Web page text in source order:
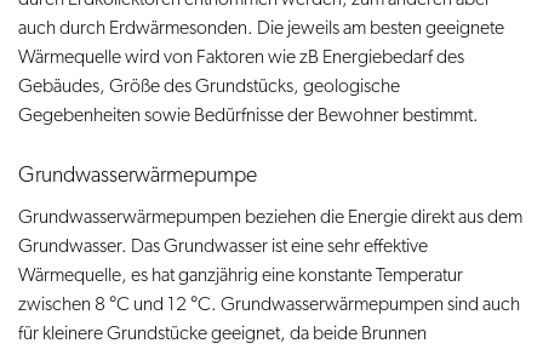
auch durch Erdwärmesonden. Die jeweils am besten geeignete
Wärmequelle wird von Faktoren wie zB Energiebedarf des
Gebäudes, Größe des Grundstücks, geologische
Gegebenheiten sowie Bedürfnisse der Bewohner bestimmt.
Grundwasserwärmepumpe
Grundwasserwärmepumpen beziehen die Energie direkt aus dem
Grundwasser. Das Grundwasser ist eine sehr effektive
Wärmequelle, es hat ganzjährig eine konstante Temperatur
zwischen 8 °C und 12 °C. Grundwasserwärmepumpen sind auch
für kleinere Grundstücke geeignet, da beide Brunnen